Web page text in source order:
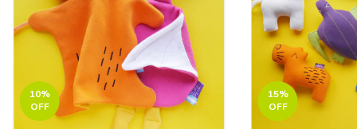
10%
OFF
15%
OFF